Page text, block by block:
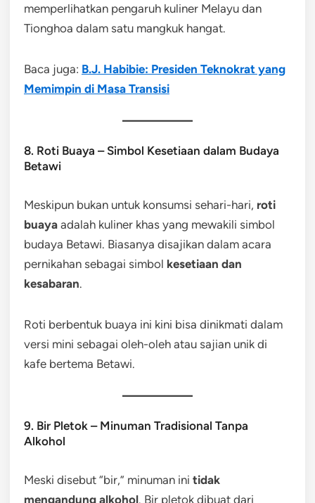
memperlihatkan pengaruh kuliner Melayu dan
Tionghoa dalam satu mangkuk hangat.
Baca juga: B.J. Habibie: Presiden Teknokrat yang
Memimpin di Masa Transisi
8. Roti Buaya – Simbol Kesetiaan dalam Budaya
Betawi
Meskipun bukan untuk konsumsi sehari-hari, roti
buaya adalah kuliner khas yang mewakili simbol
budaya Betawi. Biasanya disajikan dalam acara
pernikahan sebagai simbol kesetiaan dan
kesabaran.
Roti berbentuk buaya ini kini bisa dinikmati dalam
versi mini sebagai oleh-oleh atau sajian unik di
kafe bertema Betawi.
9. Bir Pletok – Minuman Tradisional Tanpa
Alkohol
Meski disebut “bir,” minuman ini tidak
mengandung alkohol. Bir pletok dibuat dari